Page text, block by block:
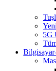
5G